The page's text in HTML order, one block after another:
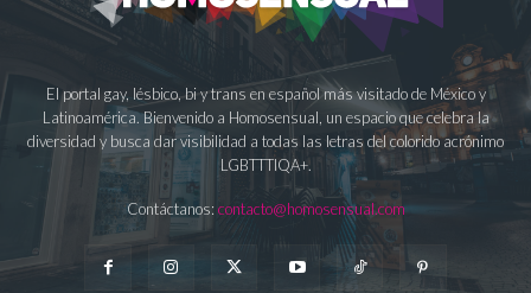
El portal gay, lésbico, bi y trans en español más visitado de México y
Latinoamérica. Bienvenido a Homosensual, un espacio que celebra la
diversidad y busca dar visibilidad a todas las letras del colorido acrónimo
LGBTTTIQA+.
Contáctanos: contacto@homosensual.com